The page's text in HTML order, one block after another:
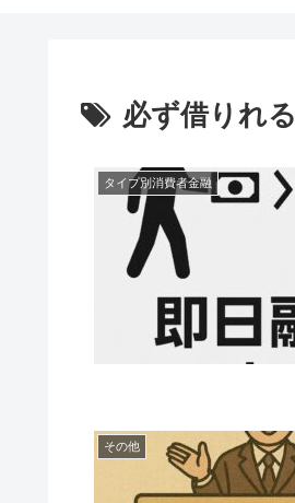
必ず借りれる
タイプ別消費者金融
その他